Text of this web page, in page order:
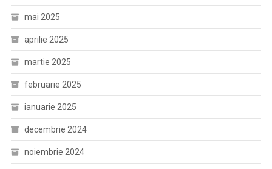
mai 2025
aprilie 2025
martie 2025
februarie 2025
ianuarie 2025
decembrie 2024
noiembrie 2024